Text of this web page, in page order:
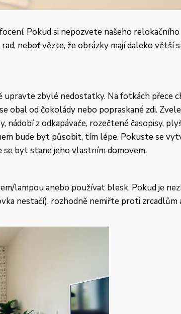
Pokud si nepozvete našeho relokačního
neboť vězte, že obrázky mají daleko větší
upravte zbylé nedostatky. Na fotkách přece
obal od čokolády nebo popraskané zdi.
z odkapávače, rozečtené časopisy,
bude byt působit, tím lépe. Pokuste se
byt stane jeho vlastním domovem.
lampou anebo používat blesk. Pokud je
nestačí), rozhodně nemiřte proti zrcadlům